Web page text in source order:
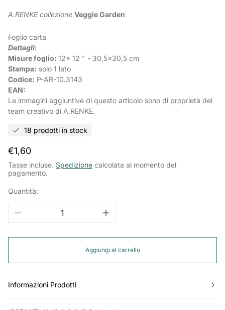
A.RENKE collezione Veggie Garden
Foglio carta
Dettagli:
Misure foglio: 12x 12 " - 30,5x30,5 cm
Stampa: solo 1 lato
Codice: P-AR-10.3143
EAN:
Le immagini aggiuntive di questo articolo sono di proprietà del
team creativo di A.RENKE.
18 prodotti in stock
Prezzo
normale
€1,60
Tasse incluse. Spedizione calcolata al momento del
pagamento.
Quantità:
Aggiungi al carrello
Informazioni Prodotti